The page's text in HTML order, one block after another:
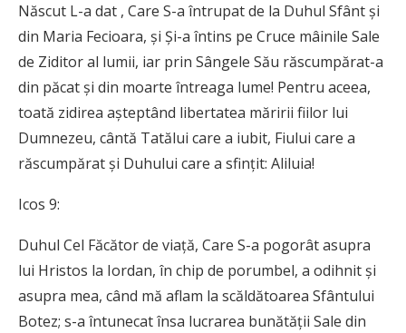
Născut L-a dat , Care S-a întrupat de la Duhul Sfânt și
din Maria Fecioara, și Și-a întins pe Cruce mâinile Sale
de Ziditor al lumii, iar prin Sângele Său răscumpărat-a
din păcat și din moarte întreaga lume! Pentru aceea,
toată zidirea așteptând libertatea măririi fiilor lui
Dumnezeu, cântă Tatălui care a iubit, Fiului care a
răscumpărat și Duhului care a sfințit: Aliluia!
Icos 9:
Duhul Cel Făcător de viață, Care S-a pogorât asupra
lui Hristos la Iordan, în chip de porumbel, a odihnit și
asupra mea, când mă aflam la scăldătoarea Sfântului
Botez; s-a întunecat însa lucrarea bunătății Sale din